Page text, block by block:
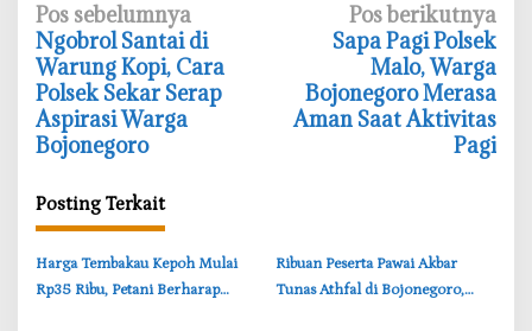
N
a
v
i
g
s
i
p
Pos sebelumnya
‎Ngobrol Santai di
Warung Kopi, Cara
Polsek Sekar Serap
Aspirasi Warga
Bojonegoro
Pos berikutnya
‎Sapa Pagi Polsek
Malo, Warga
Bojonegoro Merasa
Aman Saat Aktivitas
Pagi
Posting Terkait
Harga Tembakau Kepoh Mulai
Rp35 Ribu, Petani Berharap
‎Ribuan Peserta Pawai Akbar
Tunas Athfal di Bojonegoro,